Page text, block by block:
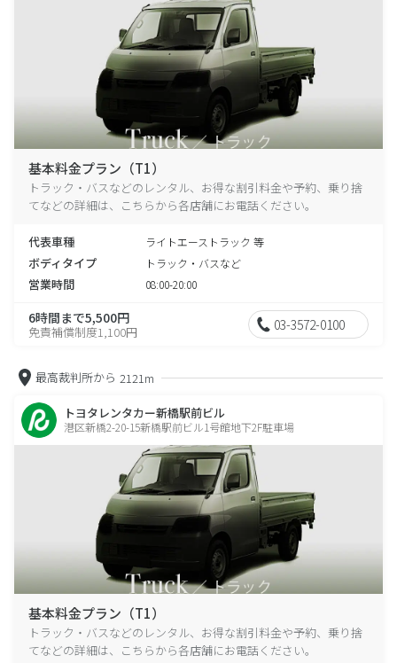
基本料金プラン（T1）
トラック・バスなどのレンタル、お得な割引料金や予約、乗り捨
てなどの詳細は、こちらから各店舗にお電話ください。
代表車種 ライトエーストラック 等
ボディタイプ トラック・バスなど
営業時間 08:00-20:00
6時間まで5,500円
免責補償制度1,100円 03-3572-0100
最高裁判所から 2121m
トヨタレンタカー新橋駅前ビル
港区新橋2-20-15新橋駅前ビル1号館地下2F駐車場
基本料金プラン（T1）
トラック・バスなどのレンタル、お得な割引料金や予約、乗り捨
てなどの詳細は、こちらから各店舗にお電話ください。